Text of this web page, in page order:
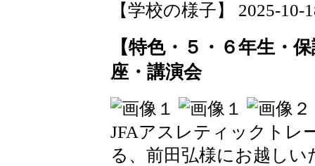
【学校の様子】 2025-10-
【特色・５・６年生・
座・講演会
JFAアスレティックトレ
る、前田弘様にお越し